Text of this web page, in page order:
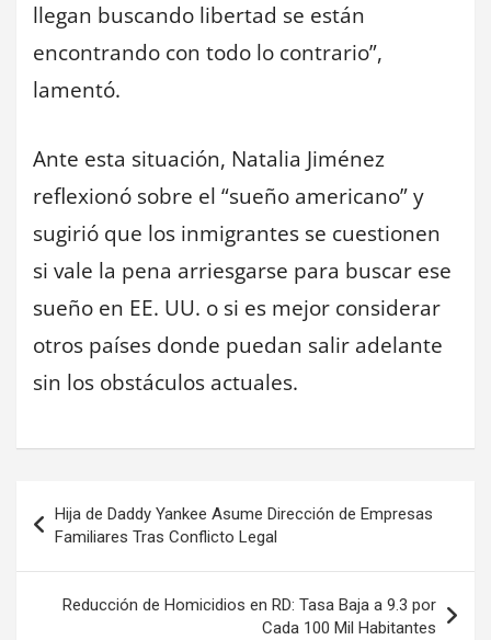
llegan buscando libertad se están
encontrando con todo lo contrario”,
lamentó.
Ante esta situación, Natalia Jiménez
reflexionó sobre el “sueño americano” y
sugirió que los inmigrantes se cuestionen
si vale la pena arriesgarse para buscar ese
sueño en EE. UU. o si es mejor considerar
otros países donde puedan salir adelante
sin los obstáculos actuales.
Navegación
de
entradas
Hija de Daddy Yankee Asume Dirección de Empresas
Familiares Tras Conflicto Legal
Reducción de Homicidios en RD: Tasa Baja a 9.3 por
Cada 100 Mil Habitantes